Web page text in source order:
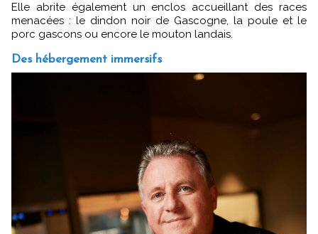
Elle abrite également un enclos accueillant des races
menacées : le dindon noir de Gascogne, la poule et le
porc gascons ou encore le mouton landais.
Des hébergement immersifs